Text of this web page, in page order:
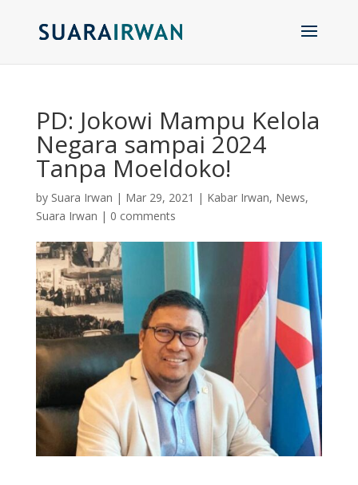
PD: Jokowi Mampu Kelola
Negara sampai 2024
Tanpa Moeldoko!
by Suara Irwan | Mar 29, 2021 | Kabar Irwan, News,
Suara Irwan | 0 comments